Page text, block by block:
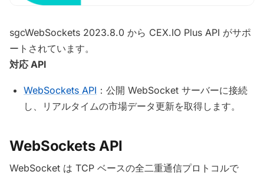
sgcWebSockets 2023.8.0 から CEX.IO Plus API がサポ
ートされています。
対応 API
WebSockets API ：公開 WebSocket サーバーに接続
し、リアルタイムの市場データ更新を取得します。
WebSockets API
WebSocket は TCP ベースの全二重通信プロトコルで